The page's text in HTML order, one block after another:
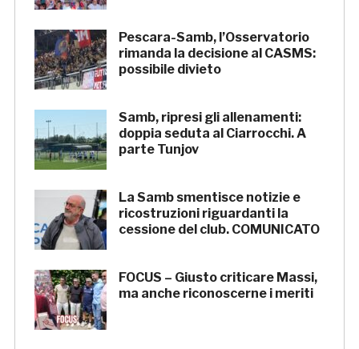
Pescara-Samb, l’Osservatorio
rimanda la decisione al CASMS:
possibile divieto
Samb, ripresi gli allenamenti:
doppia seduta al Ciarrocchi. A
parte Tunjov
La Samb smentisce notizie e
ricostruzioni riguardanti la
cessione del club. COMUNICATO
FOCUS – Giusto criticare Massi,
ma anche riconoscerne i meriti